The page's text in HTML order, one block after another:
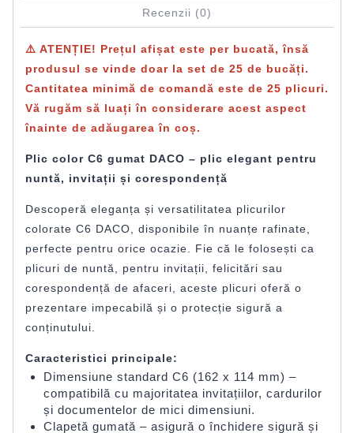
Recenzii (0)
⚠️ ATENȚIE! Prețul afișat este per bucată, însă
produsul se vinde doar la set de 25 de bucăți.
Cantitatea minimă de comandă este de 25 plicuri.
Vă rugăm să luați în considerare acest aspect
înainte de adăugarea în coș.
Plic color C6 gumat DACO – plic elegant pentru
nuntă, invitații și corespondență
Descoperă eleganța și versatilitatea plicurilor
colorate C6 DACO, disponibile în nuanțe rafinate,
perfecte pentru orice ocazie. Fie că le folosești ca
plicuri de nuntă, pentru invitații, felicitări sau
corespondență de afaceri, aceste plicuri oferă o
prezentare impecabilă și o protecție sigură a
conținutului.
Caracteristici principale:
Dimensiune standard C6 (162 x 114 mm) –
compatibilă cu majoritatea invitațiilor, cardurilor
și documentelor de mici dimensiuni.
Clapetă gumată – asigură o închidere sigură și